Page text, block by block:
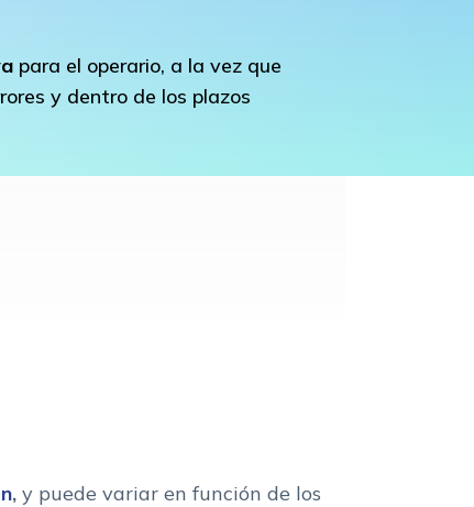
para el operario, a la vez que
y dentro de los plazos
, y puede variar en función de los